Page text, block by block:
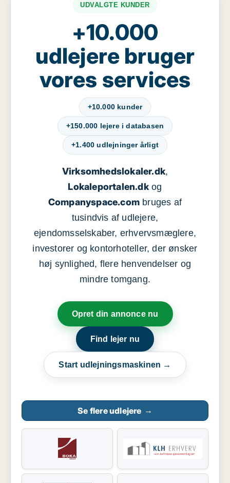
UDVALGTE KUNDER
+10.000
udlejere bruger
vores services
+10.000 kunder
+150.000 lejere i databasen
+1.400 udlejninger årligt
Virksomhedslokaler.dk,
Lokaleportalen.dkog
Companyspace.com bruges af
tusindvis af udlejere,
ejendomsselskaber, erhvervsmæglere,
investorer og kontorhoteller, der ønsker
høj synlighed, flere henvendelser og
mindre tomgang.
Opret din annonce nu
Find lejer nu
Start udlejningsmaskinen →
Se flere udlejere →